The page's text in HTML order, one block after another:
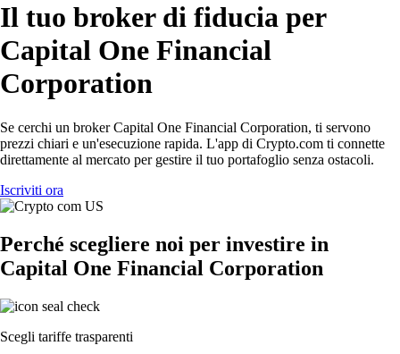
Il tuo broker di fiducia per
Capital One Financial
Corporation
Se cerchi un broker Capital One Financial Corporation, ti servono
prezzi chiari e un'esecuzione rapida. L'app di Crypto.com ti connette
direttamente al mercato per gestire il tuo portafoglio senza ostacoli.
Iscriviti ora
Perché scegliere noi per investire in
Capital One Financial Corporation
Scegli tariffe trasparenti